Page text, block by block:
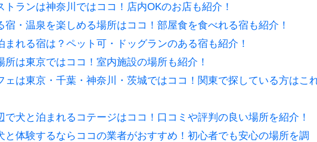
トランは神奈川ではココ！店内OKのお店も紹介！
宿・温泉を楽しめる場所はココ！部屋食を食べれる宿も紹介！
まれる宿は？ペット可・ドッグランのある宿も紹介！
所は東京ではココ！室内施設の場所も紹介！
ェは東京・千葉・神奈川・茨城ではココ！関東で探している方はこ
で犬と泊まれるコテージはココ！口コミや評判の良い場所を紹介！
と体験するならココの業者がおすすめ！初心者でも安心の場所を調